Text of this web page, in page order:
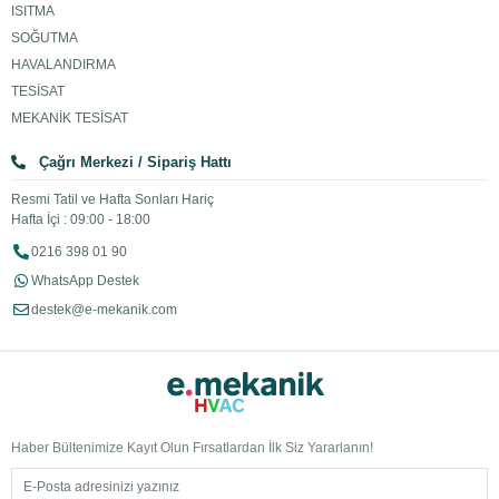
ISITMA
SOĞUTMA
HAVALANDIRMA
TESİSAT
MEKANİK TESİSAT
Çağrı Merkezi / Sipariş Hattı
Resmi Tatil ve Hafta Sonları Hariç
Hafta İçi : 09:00 - 18:00
0216 398 01 90
WhatsApp Destek
destek@e-mekanik.com
Haber Bültenimize Kayıt Olun Fırsatlardan İlk Siz Yararlanın!